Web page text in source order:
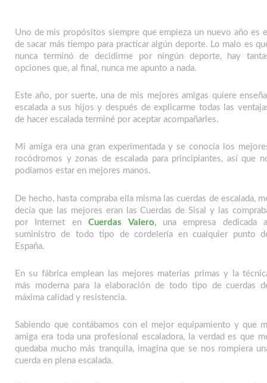
Uno de mis propósitos siempre que empieza un nuevo año es
de sacar más tiempo para practicar algún deporte. Lo malo es
nunca terminó de decidirme por ningún deporte, hay
opciones que, al final, nunca me apunto a nada.
Este año, por suerte, una de mis mejores amigas quiere
escalada a sus hijos y después de explicarme todas las
de hacer escalada terminé por aceptar acompañarles.
Mi amiga era una gran experimentada y se conocía los
rocódromos y zonas de escalada para principiantes, así que
podíamos estar en mejores manos.
De hecho, hasta compraba ella misma las cuerdas de escalada,
decía que las mejores eran las Cuerdas de Sisal y las
por Internet enCuerdas Valero,una empresa dedicada
suministro de todo tipo de cordelería en cualquier punto
España.
En su fábrica emplean las mejores materias primas y la
más moderna para la elaboración de todo tipo de cuerdas
máxima calidad y resistencia.
Sabiendo que contábamos con el mejor equipamiento y que
amiga era toda una profesional escaladora, la verdad es que
quedaba mucho más tranquila, imagina que se nos rompiera
cuerda en plena escalada.